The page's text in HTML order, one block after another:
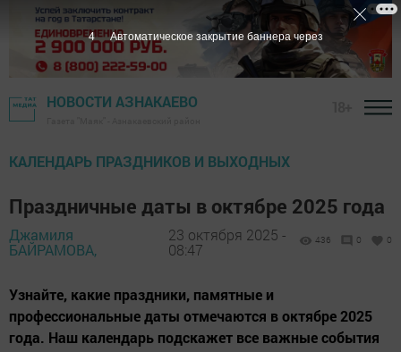
НОВОСТИ АЗНАКАЕВО
КАЛЕНДАРЬ ПРАЗДНИКОВ И ВЫХОДНЫХ
Праздничные даты в октябре 2025 года
Джамиля
БАЙРАМОВА,
23 октября 2025 -
08:47
436 0 0
Узнайте, какие праздники, памятные и
профессиональные даты отмечаются в октябре 2025
года. Наш календарь подскажет все важные события
3 Автоматическое закрытие баннера через